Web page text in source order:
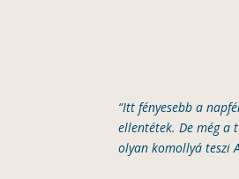
“Itt fényesebb a
ellentétek. De még a
olyan komollyá teszi